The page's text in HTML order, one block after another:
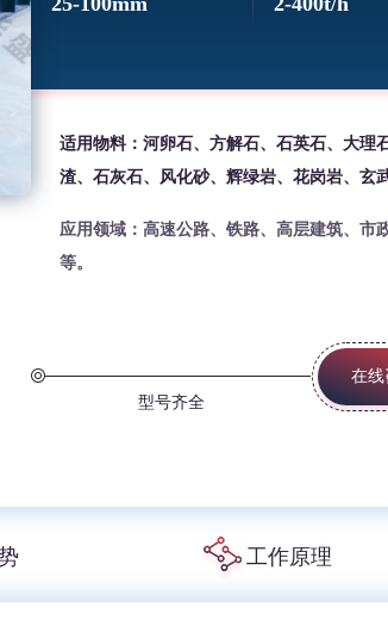
适用物料：河卵石、方解石、石英石、大理
渣、石灰石、风化砂、辉绿岩、花岗岩、玄
应用领域：高速公路、铁路、高层建筑、市
等。
型号齐全
在线
工作原理